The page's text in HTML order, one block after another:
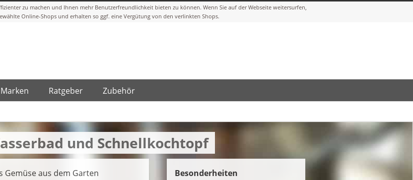
Ratgeber Zubehör
und Schnellkochtopf
aus dem Garten
Besonderheiten